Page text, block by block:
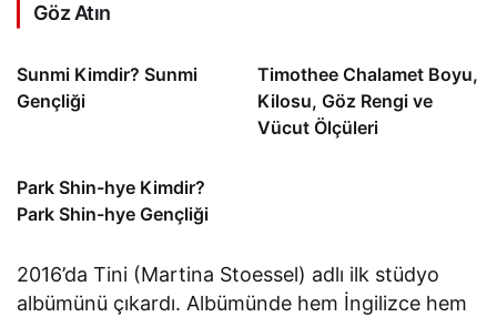
Göz Atın
Sunmi Kimdir? Sunmi
Gençliği
Timothee Chalamet Boyu,
Kilosu, Göz Rengi ve
Vücut Ölçüleri
Park Shin-hye Kimdir?
Park Shin-hye Gençliği
2016’da Tini (Martina Stoessel) adlı ilk stüdyo
albümünü çıkardı. Albümünde hem İngilizce hem